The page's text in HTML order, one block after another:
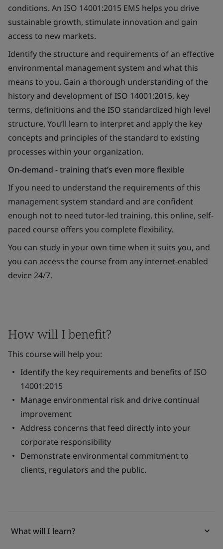
conditions. An ISO 14001:2015 EMS helps you drive
sustainable growth, stimulate innovation and gain
access to new markets.
Identify the structure and requirements of an effective
environmental management system and what this
means to you. Gain a thorough understanding of the
history and development of ISO 14001:2015, key
terms, definitions and the ISO standardized high level
structure. You’ll learn to interpret and apply the key
concepts and principles of the standard to existing
processes within your organization.
On-demand - training that’s even more flexible
If you need to understand the requirements of this
management system standard and are confident
enough not to need tutor-led training, this online, self-
paced course offers you complete flexibility.
You can study in your own time when it suits you, and
you can access the course from any internet-enabled
device 24/7.
How will I benefit?
This course will help you:
Identify the key requirements and benefits of ISO
14001:2015
Manage environmental risk and drive continual
improvement
Address concerns that feed directly into your
corporate responsibility
Demonstrate environmental commitment to
clients, regulators and the public.
What will I learn?